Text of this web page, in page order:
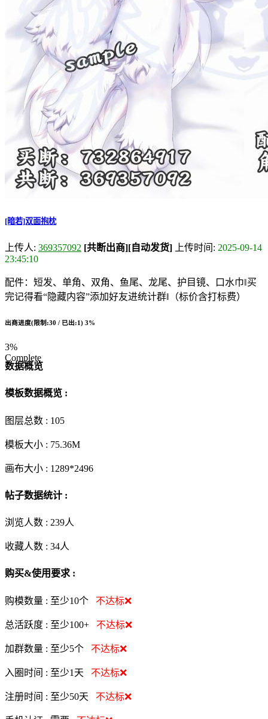
[暗若]双面抱枕
上传人: 369357092 [共断出商][自动发货] 上传时间: 2025-09-14
23:45:10
配件：短发、单角、双角、鱼尾、龙尾、护目镜、口水巾‖买
完记得看“隐藏内容”添加好友进统计群‖（标价含打标费）
出商进度(限制:30 / 已出:1) 3%
3%
Complete
数据概览
模板数据概览 :
图层总数 : 105
模板大小 : 75.36M
画布大小 : 1289*2496
帖子数据统计 :
浏览人数 : 239人
收藏人数 : 34人
购买&使用要求 :
购模数量 : 至少10个 不达标❌
总活跃度 : 至少100+ 不达标❌
加群数量 : 至少5个 不达标❌
入圈时间 : 至少1天 不达标❌
注册时间 : 至少50天 不达标❌